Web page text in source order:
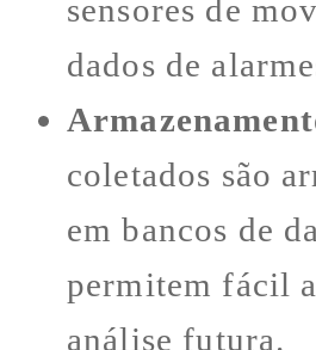
sensores de
dados de
coletados são
em bancos de
permitem fácil
análise futura.